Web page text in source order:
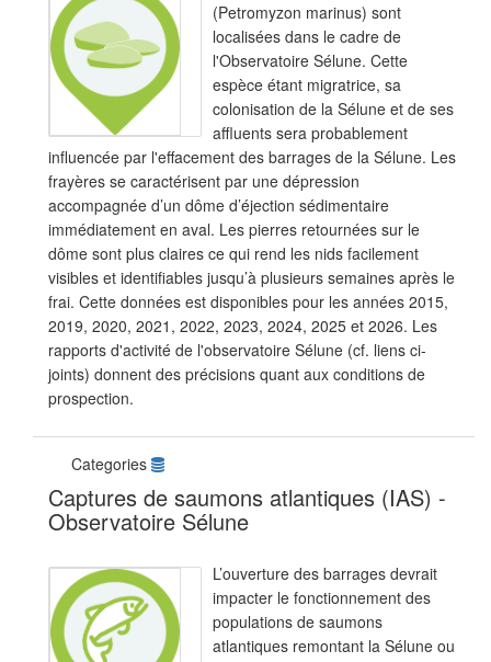
(Petromyzon marinus) sont
localisées dans le cadre de
l'Observatoire Sélune. Cette
espèce étant migratrice, sa
colonisation de la Sélune et de ses
affluents sera probablement
influencée par l'effacement des barrages de la Sélune. Les
frayères se caractérisent par une dépression
accompagnée d’un dôme d’éjection sédimentaire
immédiatement en aval. Les pierres retournées sur le
dôme sont plus claires ce qui rend les nids facilement
visibles et identifiables jusqu’à plusieurs semaines après le
frai. Cette données est disponibles pour les années 2015,
2019, 2020, 2021, 2022, 2023, 2024, 2025 et 2026. Les
rapports d'activité de l'observatoire Sélune (cf. liens ci-
joints) donnent des précisions quant aux conditions de
prospection.
Categories
Captures de saumons atlantiques (IAS) -
Observatoire Sélune
L’ouverture des barrages devrait
impacter le fonctionnement des
populations de saumons
atlantiques remontant la Sélune ou